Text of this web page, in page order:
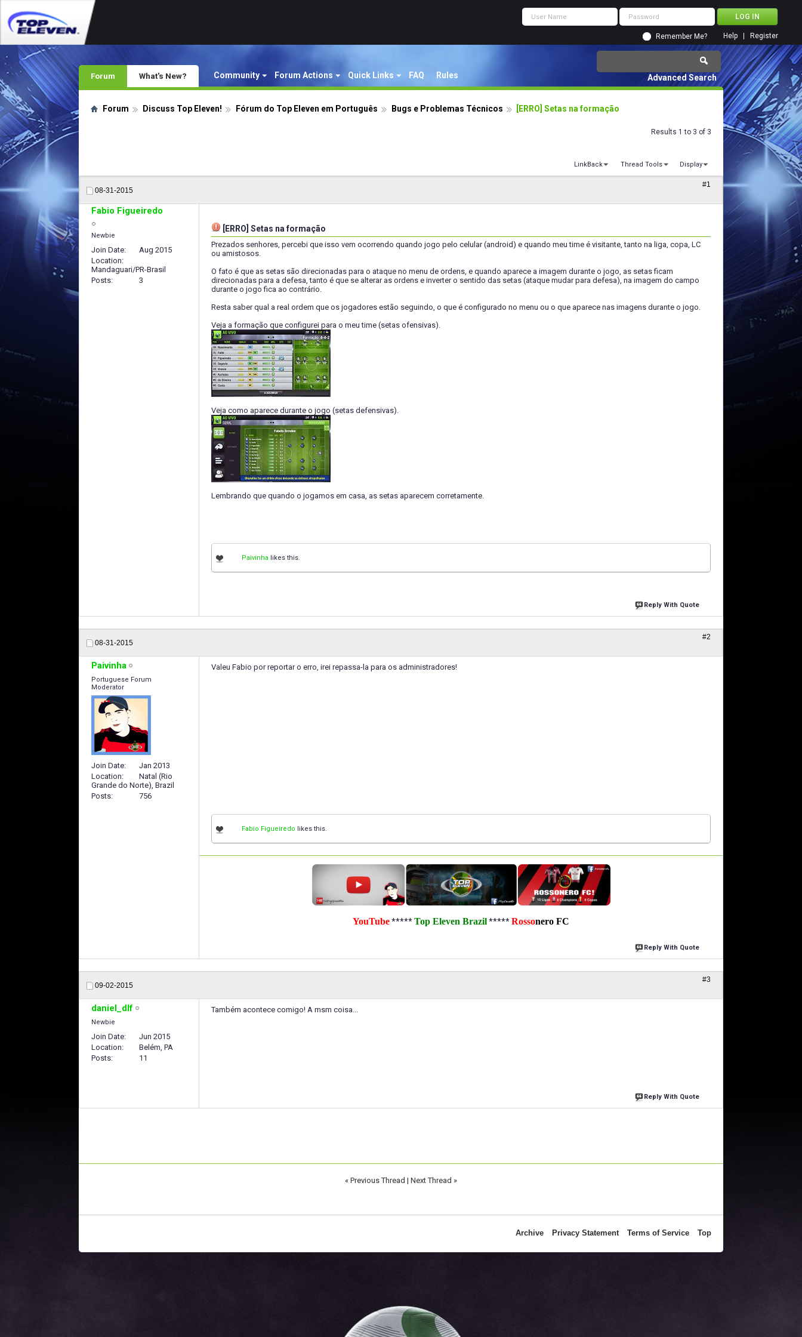
Remember Me? Register
Help
Forum Community Forum Actions Quick Links FAQ Rules
What's New? Advanced Search
Forum Discuss Top Eleven! Fórum do Top Eleven em Português Bugs e Problemas Técnicos [ERRO] Setas na formação
Results 1 to 3 of 3
LinkBack Thread Tools Display
08-31-2015
#1
Fabio Figueiredo
Newbie
Join Date
Aug 2015
Location
Mandaguari/PR-Brasil
Posts
3
[ERRO] Setas na formação
Prezados senhores, percebi que isso vem ocorrendo quando jogo pelo celular (android) e quando meu time é visitante, tanto na liga, copa, LC
ou amistosos.
O fato é que as setas são direcionadas para o ataque no menu de ordens, e quando aparece a imagem durante o jogo, as setas ficam
direcionadas para a defesa, tanto é que se alterar as ordens e inverter o sentido das setas (ataque mudar para defesa), na imagem do campo
durante o jogo fica ao contrário.
Resta saber qual a real ordem que os jogadores estão seguindo, o que é configurado no menu ou o que aparece nas imagens durante o jogo.
Veja a formação que configurei para o meu time (setas ofensivas).
Veja como aparece durante o jogo (setas defensivas).
Lembrando que quando o jogamos em casa, as setas aparecem corretamente.
Paivinha likes this.
Reply With Quote
08-31-2015
#2
Paivinha
Portuguese Forum
Moderator
Join Date
Jan 2013
Location
Natal (Rio
Grande do Norte), Brazil
Posts
756
Valeu Fabio por reportar o erro, irei repassa-la para os administradores!
Fabio Figueiredo likes this.
YouTube*****Top Eleven Brazil*****Rossonero FC
Reply With Quote
09-02-2015
#3
daniel_dlf
Newbie
Join Date
Jun 2015
Location
Belém, PA
Posts
11
Também acontece comigo! A msm coisa...
Reply With Quote
« Previous Thread | Next Thread »
Archive Privacy Statement Terms of Service Top